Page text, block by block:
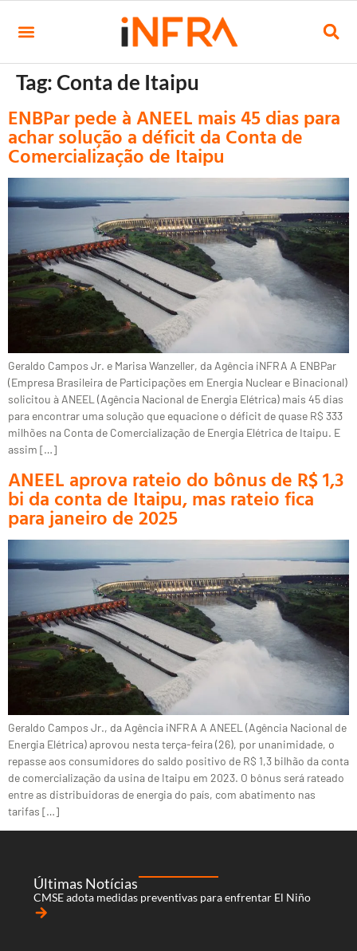
Tag:Conta de Itaipu
ENBPar pede à ANEEL mais 45 dias para
achar solução a déficit da Conta de
Comercialização de Itaipu
Geraldo Campos Jr. e Marisa Wanzeller, da Agência iNFRA A ENBPar
(Empresa Brasileira de Participações em Energia Nuclear e Binacional)
solicitou à ANEEL (Agência Nacional de Energia Elétrica) mais 45 dias
para encontrar uma solução que equacione o déficit de quase R$ 333
milhões na Conta de Comercialização de Energia Elétrica de Itaipu. E
assim […]
ANEEL aprova rateio do bônus de R$ 1,3
bi da conta de Itaipu, mas rateio fica
para janeiro de 2025
Geraldo Campos Jr., da Agência iNFRA A ANEEL (Agência Nacional de
Energia Elétrica) aprovou nesta terça-feira (26), por unanimidade, o
repasse aos consumidores do saldo positivo de R$ 1,3 bilhão da conta
de comercialização da usina de Itaipu em 2023. O bônus será rateado
entre as distribuidoras de energia do país, com abatimento nas
tarifas […]
Últimas Notícias
CMSE adota medidas preventivas para enfrentar El Niño
arrow_forward